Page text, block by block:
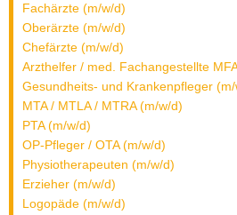
Fachärzte (m/w/d)
Oberärzte (m/w/d)
Chefärzte (m/w/d)
Arzthelfer / med. Fachangestellte
Gesundheits- und Krankenpfleger (m/
MTA / MTLA / MTRA (m/w/d)
PTA (m/w/d)
OP-Pfleger / OTA (m/w/d)
Physiotherapeuten (m/w/d)
Erzieher (m/w/d)
Logopäde (m/w/d)